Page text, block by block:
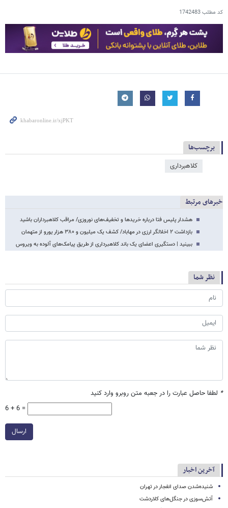
کد مطلب1742483
برچسب‌ها
کلاهبرداری
خبرهای مرتبط
هشدار پلیس فتا درباره خریدها و تخفیف‌های نوروزی/ مراقب کلاهبرداران باشید
بازداشت ۲ اخلالگر ارزی در مهاباد/ کشف یک میلیون و ۳۸۰ هزار یورو از متهمان
ببینید | دستگیری اعضای یک باند کلاهبرداری از طریق پیامک‌های آلوده به ویروس
نظر شما
* لطفا حاصل عبارت را در جعبه متن روبرو وارد کنید
6 + 6 =
ارسال
آخرین اخبار
شنیده‌شدن صدای انفجار در تهران
آتش‌سوزی در جنگل‌های کلاردشت